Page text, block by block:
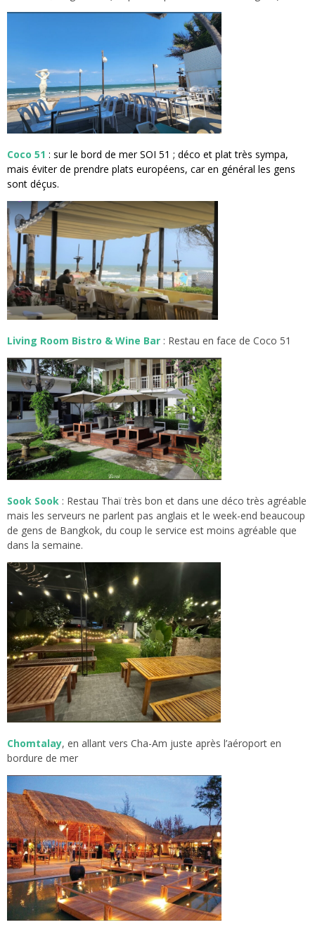
Coco 51 : sur le bord de mer SOI 51 ; déco et plat très sympa,
mais éviter de prendre plats européens, car en général les gens
sont déçus.
Living Room Bistro & Wine Bar : Restau en face de Coco 51
Sook Sook : Restau Thaï très bon et dans une déco très agréable
mais les serveurs ne parlent pas anglais et le week-end beaucoup
de gens de Bangkok, du coup le service est moins agréable que
dans la semaine.
Chomtalay, en allant vers Cha-Am juste après l’aéroport en
bordure de mer